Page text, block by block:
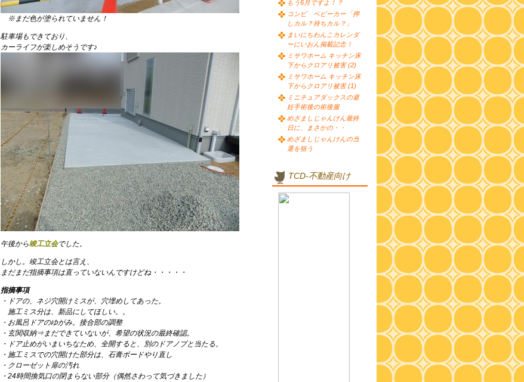
※まだ色が塗られていません！
駐車場もできており、
カーライフが楽しめそうです♪
午後から竣工立会でした。
しかし。竣工立会とは言え、
まだまだ指摘事項は直っていないんですけどね・・・・・
指摘事項
・ドアの、ネジ穴開けミスが、穴埋めしてあった。
施工ミス分は、新品にしてほしい。。
・お風呂ドアのゆがみ。接合部の調整
・玄関収納⇒まだできていないが、希望の状況の最終確認。
・ドア止めがいまいちなため、全開すると、別のドアノブと当たる。
・施工ミスでの穴開けた部分は、石膏ボードやり直し
・クローゼット扉の汚れ
・24時間換気口の閉まらない部分（偶然さわって気づきました）
もう6月ですよ！？
コンビ ベビーカー「押
しカル？持ちカル？」
まいにちわんこカレンダ
ーにいおん掲載記念！
ミサワホーム キッチン床
下からクロアリ被害 (2)
ミサワホーム キッチン床
下からクロアリ被害 (1)
ミニチュアダックスの避
妊手術後の術後服
めざましじゃんけん最終
日に、まさかの・・
めざましじゃんけんの当
選を狙う
TCD-不動産向け